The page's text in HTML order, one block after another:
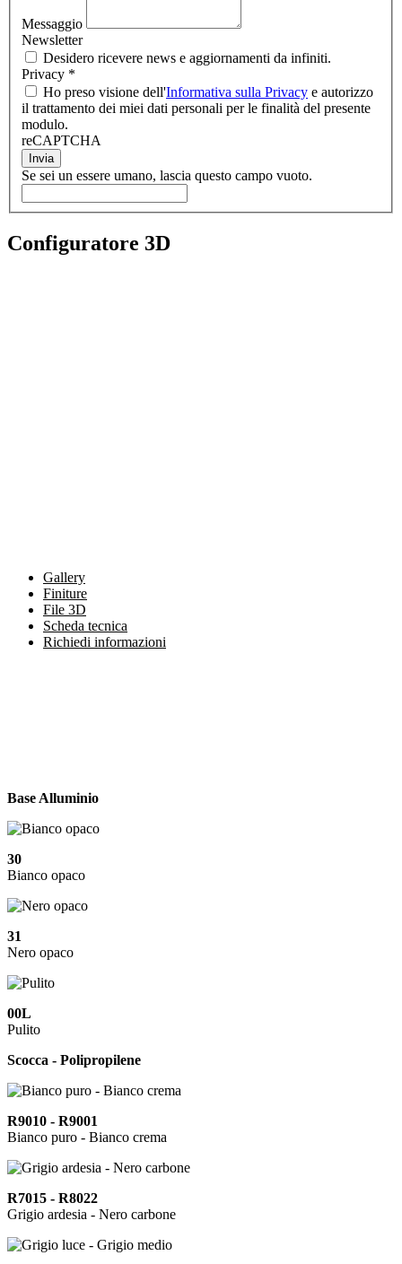
Messaggio
Newsletter
Desidero ricevere news e aggiornamenti da infiniti.
Privacy *
Ho preso visione dell'Informativa sulla Privacy e autorizzo
il trattamento dei miei dati personali per le finalità del presente
modulo.
reCAPTCHA
Invia
Se sei un essere umano, lascia questo campo vuoto.
Configuratore 3D
Gallery
Finiture
File 3D
Scheda tecnica
Richiedi informazioni
Base Alluminio
30
Bianco opaco
31
Nero opaco
00L
Pulito
Scocca - Polipropilene
R9010 - R9001
Bianco puro - Bianco crema
R7015 - R8022
Grigio ardesia - Nero carbone